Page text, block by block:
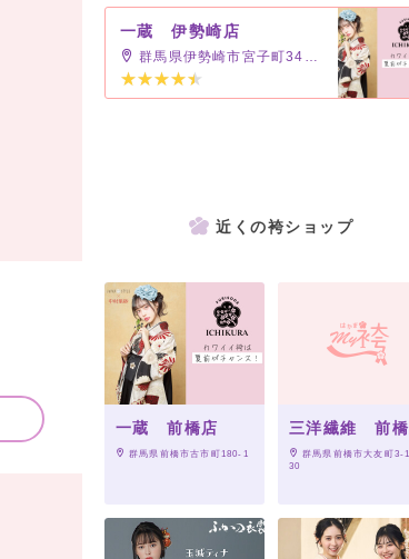
一蔵 伊勢崎店
群馬県伊勢崎市宮子町3416-9
近くの袴ショップ
一蔵 前橋店
群馬県前橋市古市町180-1
三洋繊維 前橋
群馬県前橋市大友町3-
30